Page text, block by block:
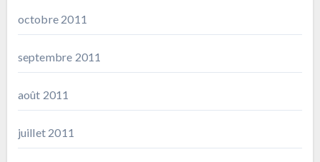
octobre 2011
septembre 2011
août 2011
juillet 2011